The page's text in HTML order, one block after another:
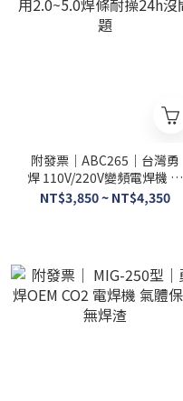
附發票｜ABC265｜台灣勇
焊 110V/220V變頻電焊機 適
用2.0~5.0焊條耐操24h沒問
NT$3,850 ~ NT$4,350